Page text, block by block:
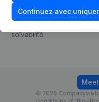
Continuez avec
TVA
solvabilité
© 2026